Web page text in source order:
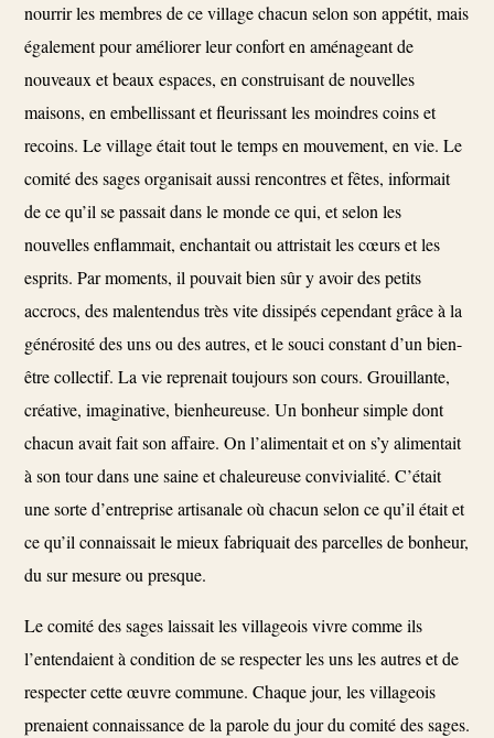
nourrir les membres de ce village chacun selon son appétit, mais
également pour améliorer leur confort en aménageant de
nouveaux et beaux espaces, en construisant de nouvelles
maisons, en embellissant et fleurissant les moindres coins et
recoins. Le village était tout le temps en mouvement, en vie. Le
comité des sages organisait aussi rencontres et fêtes, informait
de ce qu’il se passait dans le monde ce qui, et selon les
nouvelles enflammait, enchantait ou attristait les cœurs et les
esprits. Par moments, il pouvait bien sûr y avoir des petits
accrocs, des malentendus très vite dissipés cependant grâce à la
générosité des uns ou des autres, et le souci constant d’un bien-
être collectif. La vie reprenait toujours son cours. Grouillante,
créative, imaginative, bienheureuse. Un bonheur simple dont
chacun avait fait son affaire. On l’alimentait et on s’y alimentait
à son tour dans une saine et chaleureuse convivialité. C’était
une sorte d’entreprise artisanale où chacun selon ce qu’il était et
ce qu’il connaissait le mieux fabriquait des parcelles de bonheur,
du sur mesure ou presque.
Le comité des sages laissait les villageois vivre comme ils
l’entendaient à condition de se respecter les uns les autres et de
respecter cette œuvre commune. Chaque jour, les villageois
prenaient connaissance de la parole du jour du comité des sages.